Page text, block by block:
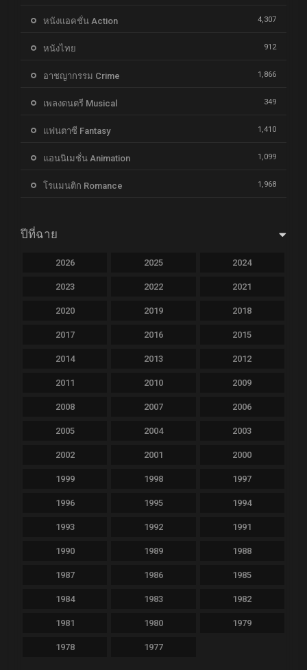
หนังแอคชั่น Action 4,307
หนังไทย 912
อาชญากรรม Crime 1,866
เพลงดนตรี Musical 349
แฟนตาซี Fantasy 1,410
แอนนิเมชั่น Animation 1,099
โรแมนติก Romance 1,968
ปีที่ฉาย
2026 2025 2024
2023 2022 2021
2020 2019 2018
2017 2016 2015
2014 2013 2012
2011 2010 2009
2008 2007 2006
2005 2004 2003
2002 2001 2000
1999 1998 1997
1996 1995 1994
1993 1992 1991
1990 1989 1988
1987 1986 1985
1984 1983 1982
1981 1980 1979
1978 1977